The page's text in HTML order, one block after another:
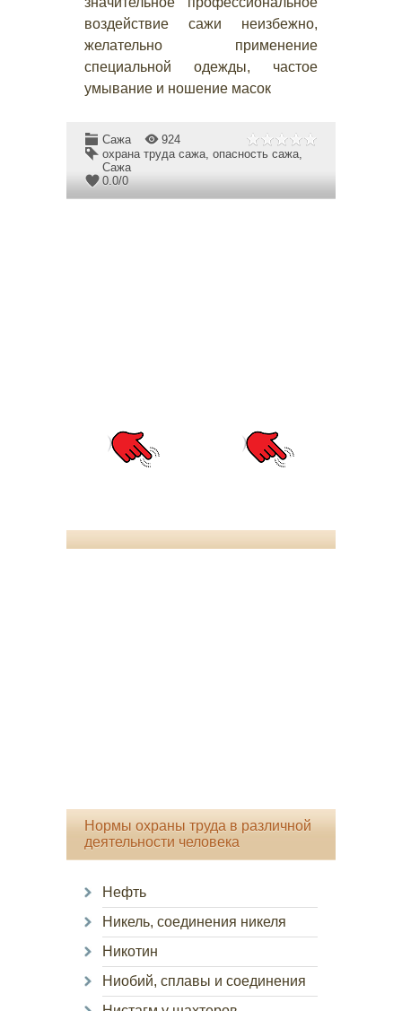
воздействие сажи неизбежно,
желательно применение
специальной одежды, частое
умывание и ношение масок
Сажа
924
охрана труда сажа, опасность сажа,
Сажа
0.0/0
Нормы охраны труда в различной
деятельности человека
Нефть
Никель, соединения никеля
Никотин
Ниобий, сплавы и соединения